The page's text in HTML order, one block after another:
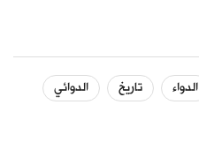
الدواء تاريخ
الدوائي